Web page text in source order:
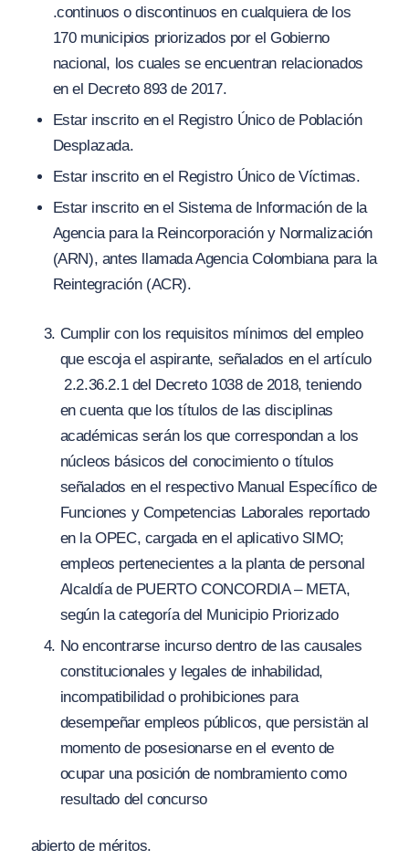
.continuos o discontinuos en cualquiera de los
170 municipios priorizados por el Gobierno
nacional, los cuales se encuentran relacionados
en el Decreto 893 de 2017.
Estar inscrito en el Registro Único de Población
Desplazada.
Estar inscrito en el Registro Único de Víctimas.
Estar inscrito en el Sistema de Información de la
Agencia para la Reincorporación y Normalización
(ARN), antes llamada Agencia Colombiana para la
Reintegración (ACR).
Cumplir con los requisitos mínimos del empleo
que escoja el aspirante, señalados en el artículo
2.2.36.2.1 del Decreto 1038 de 2018, teniendo
en cuenta que los títulos de las disciplinas
académicas serán los que correspondan a los
núcleos básicos del conocimiento o títulos
señalados en el respectivo Manual Específico de
Funciones y Competencias Laborales reportado
en la OPEC, cargada en el aplicativo SIMO;
empleos pertenecientes a la planta de personal
Alcaldía de PUERTO CONCORDIA – META,
según la categoría del Municipio Priorizado
No encontrarse incurso dentro de las causales
constitucionales y legales de inhabilidad,
incompatibilidad o prohibiciones para
desempeñar empleos públicos, que persistän al
momento de posesionarse en el evento de
ocupar una posición de nombramiento como
resultado del concurso
abierto de méritos.